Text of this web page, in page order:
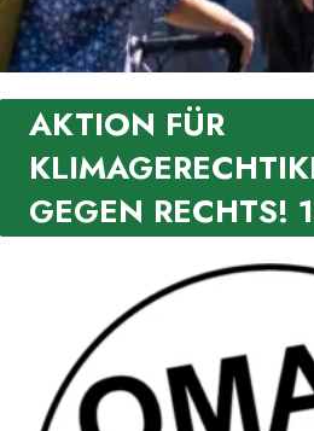
AKTION FÜR
GEGEN